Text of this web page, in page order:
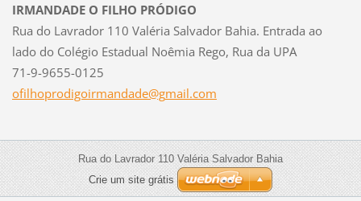
IRMANDADE O FILHO PRÓDIGO
Rua do Lavrador 110 Valéria Salvador Bahia. Entrada ao
lado do Colégio Estadual Noêmia Rego, Rua da UPA
71-9-9655-0125
ofilhoprodigoirmandade@gmail.com
Rua do Lavrador 110 Valéria Salvador Bahia
Crie um site grátis